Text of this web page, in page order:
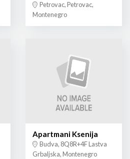
Petrovac, Petrovac,
Montenegro
Apartmani Ksenija
Budva, 8Q8R+4F Lastva
Grbaljska, Montenegro